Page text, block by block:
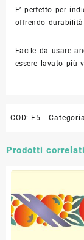
E’ perfetto per
offrendo
Facile da usare
essere lavato più
COD: F5
Prodotti correlati